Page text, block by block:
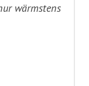
wärmstens